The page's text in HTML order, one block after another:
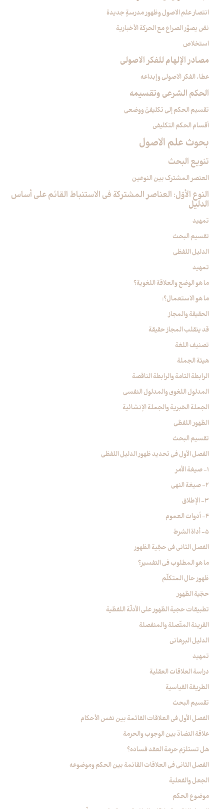
انتصار علم الاصول وظهور مدرسةٍ جديدة
نصّ يصوِّر الصراع مع الحركة الأخبارية
استخلاص
مصادر الإلهام للفكر الاصولي‏
عطاء الفكر الاصولي وإبداعه
الحكم الشرعي وتقسيمه‏
تقسيم الحكم إلى تكليفيٍّ ووضعي
أقسام الحكم التكليفي
بحوث علم الاصول‏
تنويع البحث‏
العنصر المشترك بين النوعين
النوع الأوّل: العناصر المشتركة في الاستنباط القائم على أساس
الدليل‏
تمهيد
تقسيم البحث
الدليل اللفظي‏
تمهيد
ما هو الوضع والعلاقة اللغوية؟
ما هو الاستعمال؟:
الحقيقة والمجاز
قد ينقلب المجاز حقيقة
تصنيف اللغة
هيئة الجملة
الرابطة التامة والرابطة الناقصة
المدلول اللغوي والمدلول النفسي
الجملة الخبرية والجملة الإنشائية
الظهور اللفظي
تقسيم البحث
الفصل الأول في تحديد ظهور الدليل اللفظي‏
1- صيغة الأمر
2- صيغة النهي
3- الإطلاق
4- أدوات العموم
5- أداة الشرط
الفصل الثاني في حجّية الظهور
ما هو المطلوب في التفسير؟
ظهور حال المتكلّم
حجّية الظهور
تطبيقات حجية الظهور على الأدلّة اللفظية
القرينة المتّصلة والمنفصلة
الدليل البرهاني‏
تمهيد
دراسة العلاقات العقلية
الطريقة القياسية
تقسيم البحث
الفصل الأول في العلاقات القائمة بين نفس الأحكام‏
علاقة التضادّ بين الوجوب والحرمة
هل تستلزم حرمة العقد فساده؟
الفصل الثاني في العلاقات القائمة بين الحكم وموضوعه‏
الجعل والفعلية
موضوع الحكم